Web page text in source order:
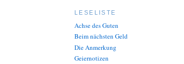
LESELISTE
Achse des Guten
Beim nächsten Geld
Die Anmerkung
Geiernotizen